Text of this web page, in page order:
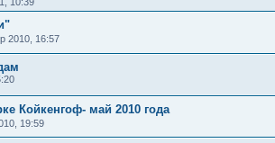
10:39
2010, 16:57
Койкенгоф- май 2010 года
19:59